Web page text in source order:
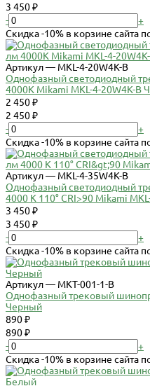
3 450 ₽
-
+
Скидка -10% в корзине сайта
Артикул — MKL-4-20W4K-B
Однофазный светодиодный
4000К Mikami MKL-4-20W4K-B
2 450 ₽
2 450 ₽
-
+
Скидка -10% в корзине сайта
Артикул — MKL-4-35W4K-B
Однофазный светодиодный
4000 К 110° CRI>90 Mikami
3 450 ₽
3 450 ₽
-
+
Скидка -10% в корзине сайта
Артикул — MKT-001-1-B
Однофазный трековый
Черный
890 ₽
890 ₽
-
+
Скидка -10% в корзине сайта